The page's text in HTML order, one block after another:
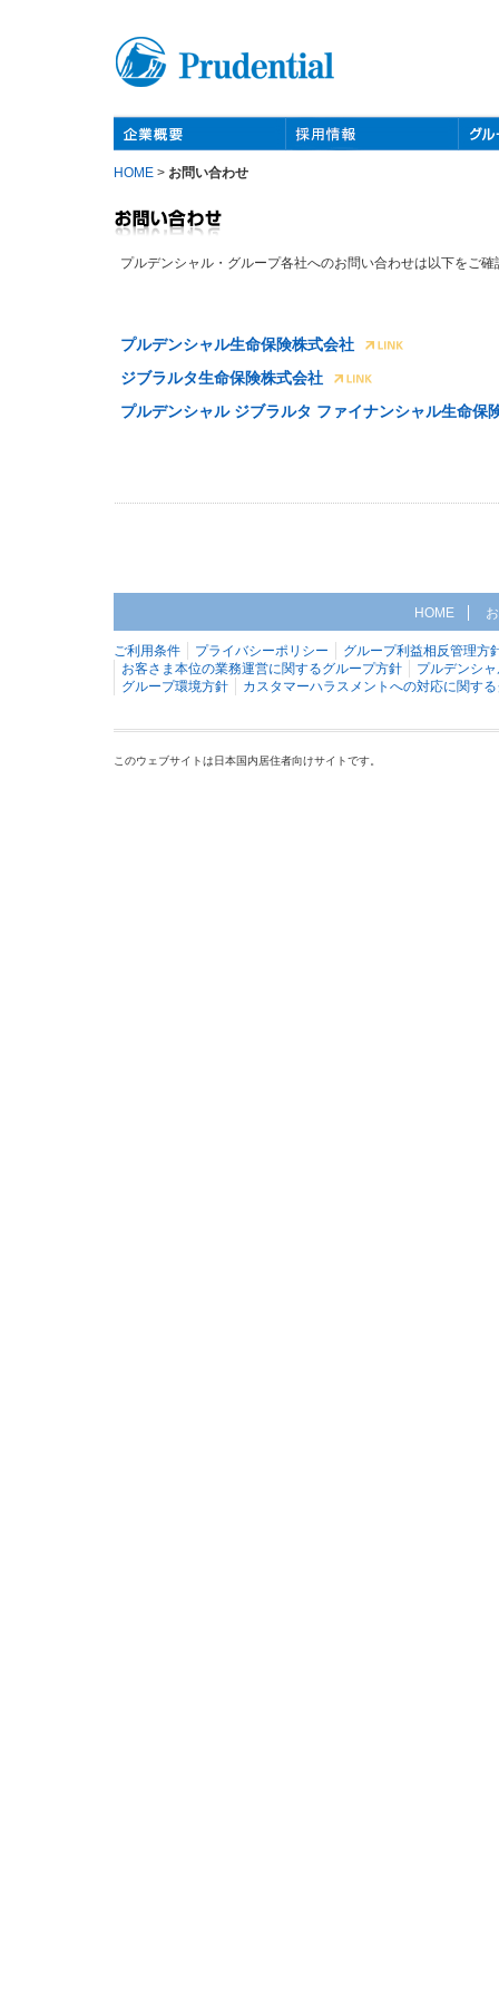
HOME > お問い合わせ
プルデンシャル・グループ各社へのお問い合わせは以下をご確
プルデンシャル生命保険株式会社
ジブラルタ生命保険株式会社
プルデンシャル ジブラルタ ファイナンシャル生命保
HOME
ご利用条件 プライバシーポリシー
グループ利益相反管理方
お客さま本位の業務運営に関するグループ方針
プルデンシ
グループ環境方針
カスタマーハラスメントへの対応に関す
このウェブサイトは日本国内居住者向けサイトです。